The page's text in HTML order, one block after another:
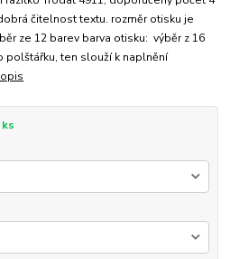
čitelnost textu. rozměr otisku je
ze 12 barev barva otisku: výběr z 16
polštářku, ten slouží k naplnění